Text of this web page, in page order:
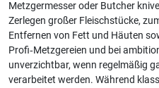
Metzgermesser oder Butcher
Zerlegen großer Fleischstücke,
Entfernen von Fett und Häuten
Profi‑Metzgereien und bei
unverzichtbar, wenn regelmäßig
verarbeitet werden. Während